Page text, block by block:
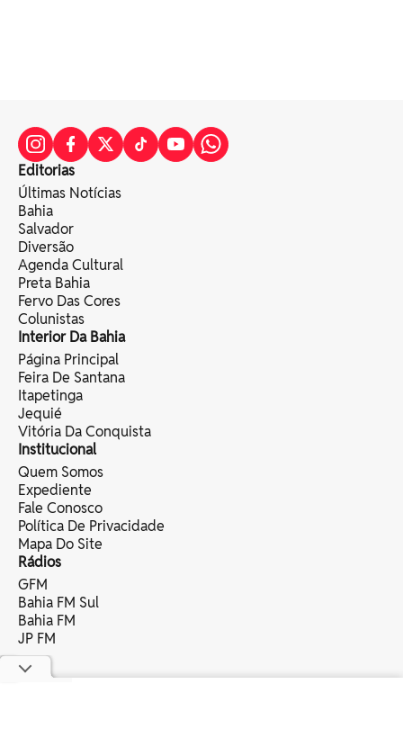
Editorias
Últimas Notícias
Bahia
Salvador
Diversão
Agenda Cultural
Preta Bahia
Fervo Das Cores
Colunistas
Interior Da Bahia
Página Principal
Feira De Santana
Itapetinga
Jequié
Vitória Da Conquista
Institucional
Quem Somos
Expediente
Fale Conosco
Política De Privacidade
Mapa Do Site
Rádios
GFM
Bahia FM Sul
Bahia FM
JP FM